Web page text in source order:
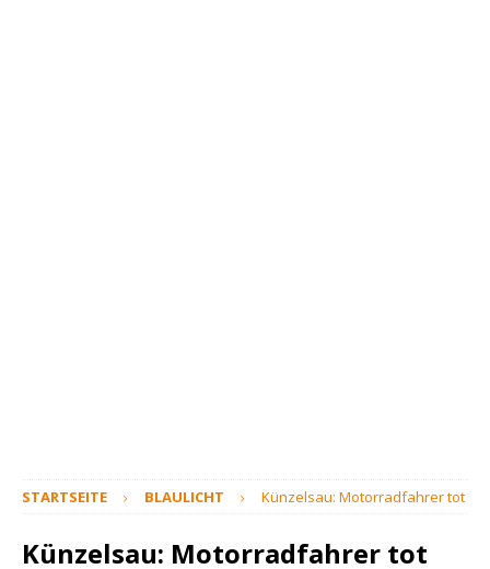
STARTSEITE BLAULICHT Künzelsau: Motorradfahrer tot
Künzelsau: Motorradfahrer tot